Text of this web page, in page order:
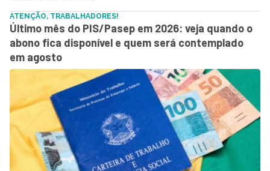
ATENÇÃO, TRABALHADORES!
Último mês do PIS/Pasep em 2026: veja quando o
abono fica disponível e quem será contemplado
em agosto